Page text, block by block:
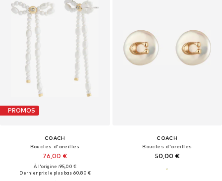
PROMOS
COACH
Boucles d'oreilles
76,00 €
À l'origine : 95,00 €
Dernier prix le plus bas :60,80 €
COACH
Boucles d'oreilles
50,00 €